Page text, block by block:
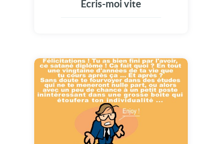
Ecris-moi vite